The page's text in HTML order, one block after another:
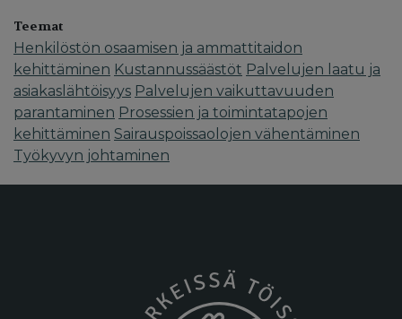
Teemat
Henkilöstön osaamisen ja ammattitaidon
kehittäminen Kustannussäästöt Palvelujen laatu ja
asiakaslähtöisyys Palvelujen vaikuttavuuden
parantaminen Prosessien ja toimintatapojen
kehittäminen Sairauspoissaolojen vähentäminen
Työkyvyn johtaminen